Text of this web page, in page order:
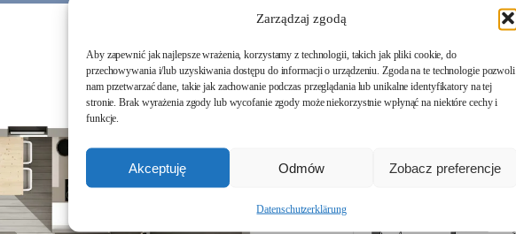
Zarządzaj zgodą
Aby zapewnić jak najlepsze wrażenia, korzystamy z technologii, takich jak pliki cookie, do
przechowywania i/lub uzyskiwania dostępu do informacji o urządzeniu. Zgoda na te technologie pozwoli
nam przetwarzać dane, takie jak zachowanie podczas przeglądania lub unikalne identyfikatory na tej
stronie. Brak wyrażenia zgody lub wycofanie zgody może niekorzystnie wpłynąć na niektóre cechy i
funkcje.
Akceptuję Odmów Zobacz preferencje
Datenschutzerklärung